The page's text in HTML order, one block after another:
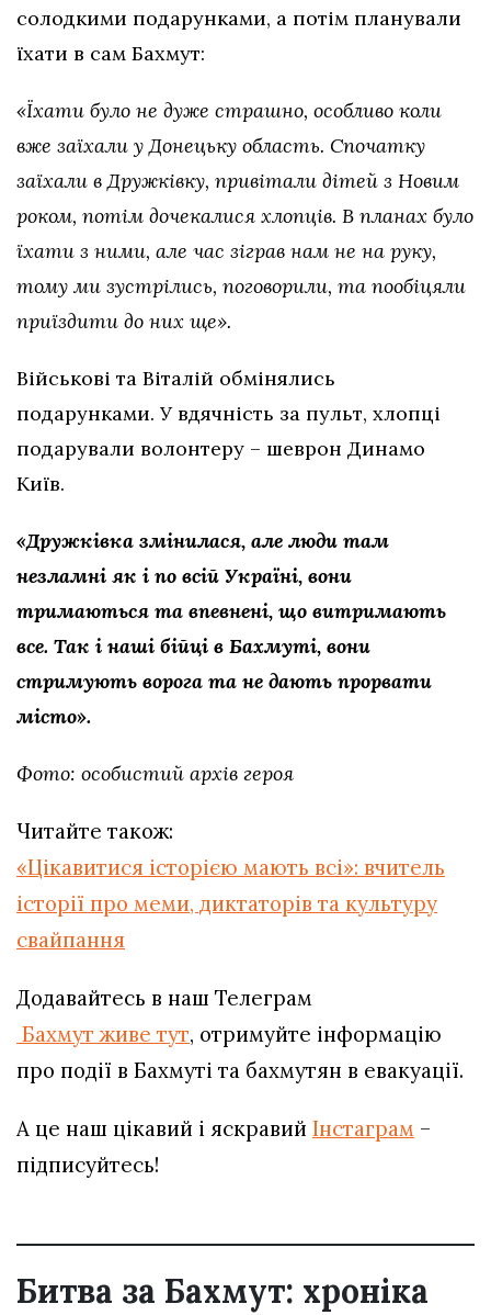
солодкими подарунками, а потім планували
їхати в сам Бахмут:
«Їхати було не дуже страшно, особливо коли
вже заїхали у Донецьку область. Спочатку
заїхали в Дружківку, привітали дітей з Новим
роком, потім дочекалися хлопців. В планах було
їхати з ними, але час зіграв нам не на руку,
тому ми зустрілись, поговорили, та пообіцяли
приїздити до них ще».
Військові та Віталій обмінялись
подарунками. У вдячність за пульт, хлопці
подарували волонтеру – шеврон Динамо
Київ.
«Дружківка змінилася, але люди там
незламні як і по всій Україні, вони
тримаються та впевнені, що витримають
все. Так і наші бійці в Бахмуті, вони
стримують ворога та не дають прорвати
місто».
Фото: особистий архів героя
Читайте також:
«Цікавитися історією мають всі»: вчитель
історії про меми, диктаторів та культуру
свайпання
Додавайтесь в наш Телеграм
Бахмут живе тут, отримуйте інформацію
про події в Бахмуті та бахмутян в евакуації.
А це наш цікавий і яскравий Інстаграм –
підписуйтесь!
Битва за Бахмут: хроніка